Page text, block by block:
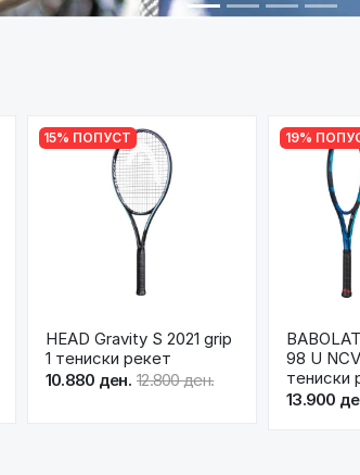
15% ПОПУСТ
HEAD Gravity S 2021 grip
1 тениски рекет
10.880 ден. 12.800 ден.
19%
98 U
тениски
13.900